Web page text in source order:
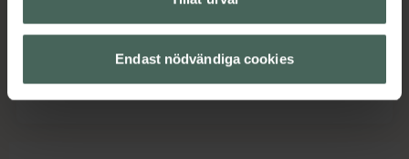
Endast nödvändiga cookies